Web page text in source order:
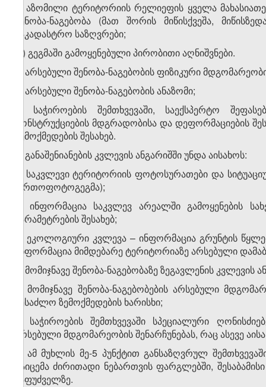
ბ) აზომილი ტერიტორიის რელიეფის ყველა
შენობა-ნაგებობა (მათ შორის მიწისქვეშა,
საკადასტრო საზღვრები;
დ) გეგმაში გამოყენებული პირობითი აღნიშვნები.
3. არსებული შენობა-ნაგებობის ფიზიკური
ა) არსებული შენობა-ნაგებობის ანაზომი;
გ) საჭიროების შემთხვევაში, საექსპერტო
კონსტრუქციების მდგრადობისა და დეფორმაციების
ზემოქმედების შესახებ.
4. განაშენიანების კვლევის ანგარიშში უნდა აისახოს:
ა) საკვლევი ტერიტორიის ფოტოსურათები და
ორთოფოტოგეგმა);
ბ) ინფორმაცია საკვლევ არეალში გამოყენების
პარამეტრების შესახებ;
გ) ეკოლოგიური კვლევა – ინფორმაცია გრუნტის
ინფორმაცია მიმდებარე ტერიტორიაზე არსებული
5. მომიჯნავე შენობა-ნაგებობაზე ზეგავლენის კვლევის
ა) მომიჯნავე შენობა-ნაგებობების არსებული
შესაძლო ზემოქმედების ხარისხი;
ბ) საჭიროების შემთხვევაში სპეციალური
არსებული მდგომარეობის შენარჩუნებას, რაც ასევე
6. ამ მუხლის მე-5 პუნქტით განსაზღვრულ
გაიცემა ძირითადი ნებართვის ფარგლებში,
საფუძველზე.